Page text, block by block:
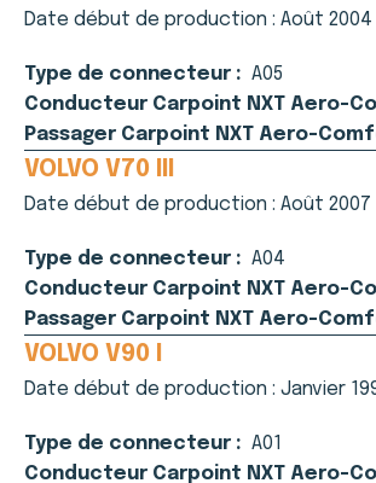
Date début de production : Août 2004
Type de connecteur : A05
Conducteur Carpoint NXT Aero-
Passager Carpoint NXT Aero-
VOLVO V70 III
Date début de production : Août 2007
Type de connecteur : A04
Conducteur Carpoint NXT Aero-
Passager Carpoint NXT Aero-
VOLVO V90 I
Date début de production : Janvier
Type de connecteur : A01
Conducteur Carpoint NXT Aero-